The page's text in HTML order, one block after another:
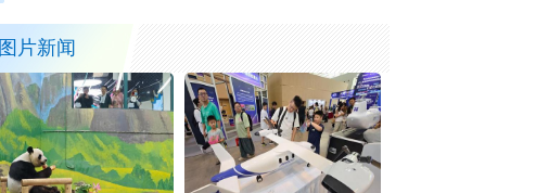
供暖心上门服务
图片新闻